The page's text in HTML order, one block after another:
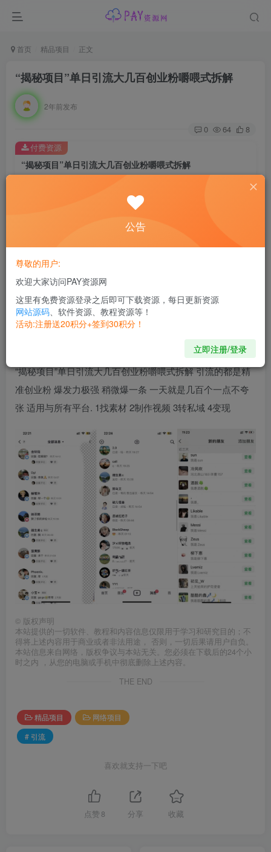
首页 精品项目 正文
“揭秘项目”单日引流大几百创业粉嚼喂式拆解
2年前发布
0 64 8
“揭秘项目”单日引流大几百创业粉嚼喂式拆解
会员专属资源
付费资源
The world is like a mirror: Frown at itand it frowns at you;
smile, and it smiles too.
世界犹如一面镜子：朝它皱眉它就朝你皱眉，朝它微笑它也吵你微笑
“揭秘项目”单日引流大几百创业粉嚼喂式拆解 引流的都是精
准创业粉 爆发力极强 稍微爆一条 一天就是几百个一点不夸
张 适用与所有平台. 1找素材 2制作视频 3转私域 4变现
© 版权声明
本站提供的一切软件、教程和内容信息仅限用于学习和研究目的；不
得将上述内容用于商业或者非法用途， 否则，一切后果请用户自负。
本站信息来自网络，版权争议与本站无关。您必须在下载后的24个小
时之内 ，从您的电脑或手机中彻底删除上述内容。
THE END
精品项目
网络项目
# 引流
喜欢就支持一下吧
点赞 8 分享 收藏
公告
尊敬的用户:
欢迎大家访问PAY资源网
这里有免费资源登录之后即可下载资源，每日更新资源
网站源码、软件资源、教程资源等！
活动:注册送20积分+签到30积分！
立即注册/登录